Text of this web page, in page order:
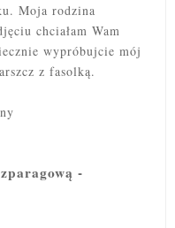
Moja rodzina
chciałam Wam
wypróbujcie mój
z fasolką.
-